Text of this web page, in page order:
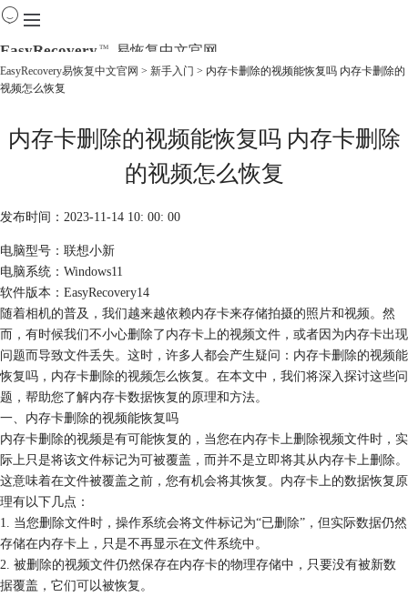
EasyRecovery TM 易恢复中文官网
下载
EasyRecovery易恢复中文官网 > 新手入门 > 内存卡删除的视频能恢复吗 内存卡删除的
视频怎么恢复
内存卡删除的视频能恢复吗 内存卡删除
的视频怎么恢复
发布时间：2023-11-14 10: 00: 00
电脑型号：联想小新
电脑系统：Windows11
软件版本：EasyRecovery14
随着相机的普及，我们越来越依赖内存卡来存储拍摄的照片和视频。然
而，有时候我们不小心删除了内存卡上的视频文件，或者因为内存卡出现
问题而导致文件丢失。这时，许多人都会产生疑问：内存卡删除的视频能
恢复吗，内存卡删除的视频怎么恢复。在本文中，我们将深入探讨这些问
题，帮助您了解内存卡数据恢复的原理和方法。
一、内存卡删除的视频能恢复吗
内存卡删除的视频是有可能恢复的，当您在内存卡上删除视频文件时，实
际上只是将该文件标记为可被覆盖，而并不是立即将其从内存卡上删除。
这意味着在文件被覆盖之前，您有机会将其恢复。内存卡上的数据恢复原
理有以下几点：
1. 当您删除文件时，操作系统会将文件标记为“已删除”，但实际数据仍然
存储在内存卡上，只是不再显示在文件系统中。
2. 被删除的视频文件仍然保存在内存卡的物理存储中，只要没有被新数
据覆盖，它们可以被恢复。